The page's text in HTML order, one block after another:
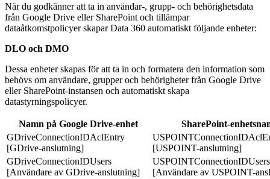
När du godkänner att ta in användar-, grupp- och behörighetsdata
från Google Drive eller SharePoint och tillämpar
dataåtkomstpolicyer skapar Data 360 automatiskt följande enheter:
DLO och DMO
Dessa enheter skapas för att ta in och formatera den information som
behövs om användare, grupper och behörigheter från Google Drive
eller SharePoint-instansen och automatiskt skapa
datastyrningspolicyer.
Namn på Google Drive-enhet
SharePoint-
GDriveConnectionIDAclEntry
[GDrive-anslutning]
[USPOINT-anslutning]
GDriveConnectionIDUsers
[Användare av GDrive-anslutning]
USPOINTConnectionIDUsers
[Användare av USPOINT-